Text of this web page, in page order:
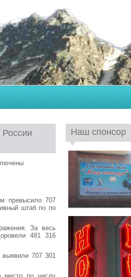
превысило 707
штаб по по
За весь
481 316
707 301
Наш спонсор